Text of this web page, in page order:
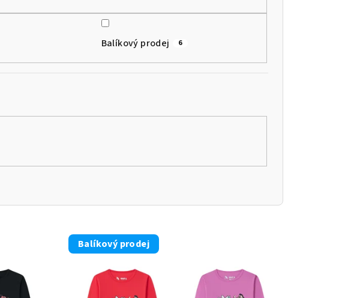
Balíkový prodej 6
Balíkový prodej